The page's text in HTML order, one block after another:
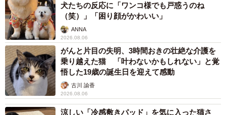
え”の時間です。
以前はふすまの前で待っていたテンくんですが、今では洗
濯機の上から顔をのぞかせ、首をかしげて飼い主さんを見
つめるように。そして、帰宅すると“ふみふみ”でお出迎え。
「私が泣いていると、顔にふみふみしてくれるんです。こ
れがいつからか“おかえり”の合図になりました」
犬たちの反応に「ワンコ様でも戸惑うのね
（笑）」「困り顔がかわいい」
ANNA
2026.08.06
がんと片目の失明、3時間おきの壮絶な介護を
乗り越えた猫 「叶わないかもしれない」と覚
悟した19歳の誕生日を迎えて感動
古川 諭香
2026.08.06
涼しい「冷感敷きパッド」を気に入った猫さ